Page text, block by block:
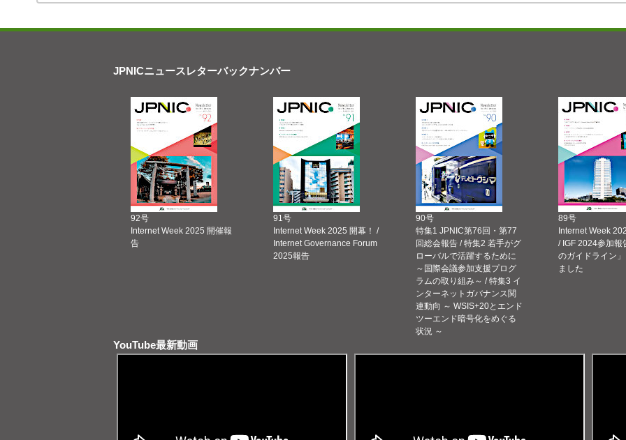
JPNICニュースレターバックナンバー
92号
Internet Week 2025 開催報
告
91号
Internet Week 2025 開幕！ /
Internet Governance Forum
2025報告
90号
特集1 JPNIC第76回・第77
回総会報告 / 特集2 若手がグ
ローバルで活躍するために
～国際会議参加支援プログ
ラムの取り組み～ / 特集3 イ
ンターネットガバナンス関
連動向 ～ WSIS+20とエンド
ツーエンド暗号化をめぐる
状況 ～
89号
Internet Week
/ IGF 2024参加報
のガイドライン
ました
YouTube最新動画